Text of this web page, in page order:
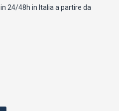
24/48h in Italia a partire da